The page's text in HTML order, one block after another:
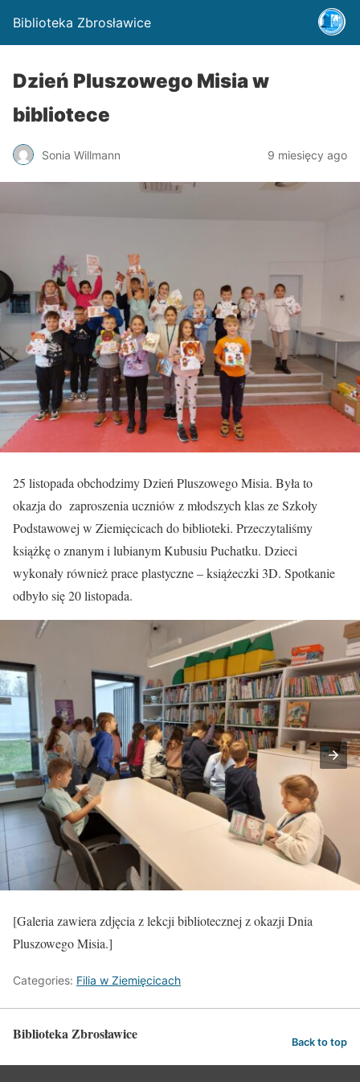
Biblioteka Zbrosławice
Dzień Pluszowego Misia w
bibliotece
Sonia Willmann 9 miesięcy ago
25 listopada obchodzimy Dzień Pluszowego Misia. Była to
okazja do zaproszenia uczniów z młodszych klas ze Szkoły
Podstawowej w Ziemięcicach do biblioteki. Przeczytaliśmy
książkę o znanym i lubianym Kubusiu Puchatku. Dzieci
wykonały również prace plastyczne – książeczki 3D. Spotkanie
odbyło się 20 listopada.
[Galeria zawiera zdjęcia z lekcji bibliotecznej z okazji Dnia
Pluszowego Misia.]
Categories: Filia w Ziemięcicach
Biblioteka Zbrosławice Back to top